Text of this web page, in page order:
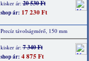
kisker ár:20 530 Ft
shop ár: 17 230 Ft
Precíz távolságmérő, 150 mm
kisker ár:7 340 Ft
shop ár: 4 875 Ft